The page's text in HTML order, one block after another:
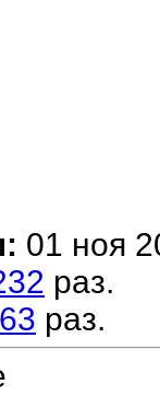
01 ноя
раз.
63 раз.